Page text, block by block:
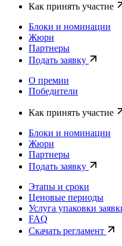
Как принять участие
Блоки и номинации
Жюри
Партнеры
Подать заявку
О премии
Победители
Как принять участие
Блоки и номинации
Жюри
Партнеры
Подать заявку
Этапы и сроки
Ценовые периоды
Услуга упаковки
FAQ
Скачать регламент